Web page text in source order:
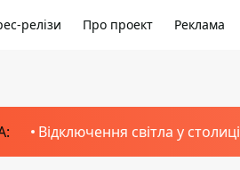
релізи Про проект Реклама
Відключення світла у столиці